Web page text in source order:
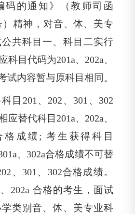
码的通知》（教师司函
）精神，对音、体、美专
共科目一、科目二实行
科目代码为201a、 202a、
试内容暂与原科目相同。
目 201、 202、 301、 302
应替代科目 201a、 202a、
格成绩; 考生获得科目
、 302a合格成绩不可替
、 301、 302合格成绩。
202a 合格的考生，面试
类别音、体、美专业科